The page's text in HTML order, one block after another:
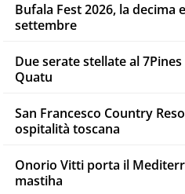
Bufala Fest 2026, la decima
settembre
Due serate stellate al
Quatu
San Francesco Country
ospitalità toscana
Onorio Vitti porta il
mastiha